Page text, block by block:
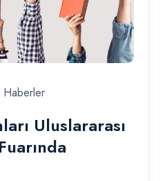
Haberler
Uluslararası